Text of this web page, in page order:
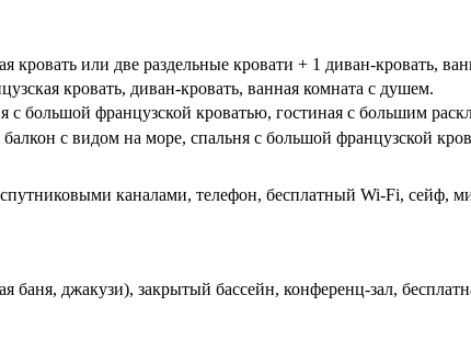
кровать или две раздельные кровати + 1 диван-кровать,
кровать, диван-кровать, ванная комната с душем.
с большой французской кроватью, гостиная с большим
балкон с видом на море, спальня с большой французской
каналами, телефон, бесплатный Wi-Fi, сейф,
баня, джакузи), закрытый бассейн, конференц-зал,